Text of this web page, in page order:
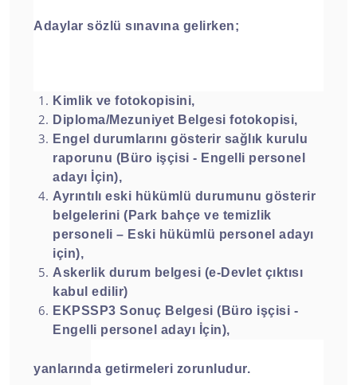
Adaylar sözlü sınavına gelirken;
Kimlik ve fotokopisini,
Diploma/Mezuniyet Belgesi fotokopisi,
Engel durumlarını gösterir sağlık kurulu
raporunu (Büro işçisi - Engelli personel
adayı İçin),
Ayrıntılı eski hükümlü durumunu gösterir
belgelerini (Park bahçe ve temizlik
personeli – Eski hükümlü personel adayı
için),
Askerlik durum belgesi (e-Devlet çıktısı
kabul edilir)
EKPSSP3 Sonuç Belgesi (Büro işçisi -
Engelli personel adayı İçin),
yanlarında getirmeleri zorunludur.